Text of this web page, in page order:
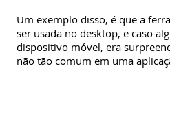
Um exemplo disso, é que a
ser usada no desktop, e caso
dispositivo móvel, era
não tão comum em uma